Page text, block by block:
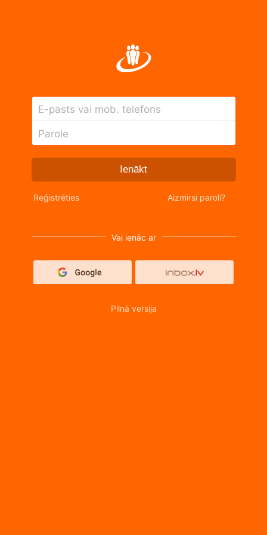
E-pasts vai mob. telefons
Parole
Ienākt
Reģistrēties Aizmirsi paroli?
Vai ienāc ar
Pilnā versija